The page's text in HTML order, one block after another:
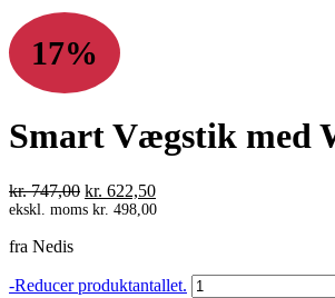
17%
Smart Vægstik med
kr.747,00 Den
oprindelige
kr. 622,50Den
aktuelle
ekskl. moms kr. 498,00
fra Nedis
-Reducer produktantallet. Smart